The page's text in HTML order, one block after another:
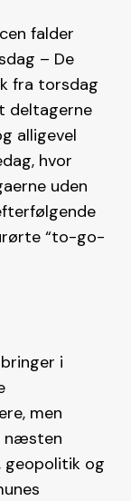
falder
– De
fra torsdag
deltagerne
alligevel
hvor
uden
“to-go-
i
men
næsten
geopolitik og